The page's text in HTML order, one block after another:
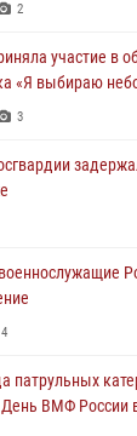
2
участие в
«Я выбираю
3
4
патрульных
ВМФ России